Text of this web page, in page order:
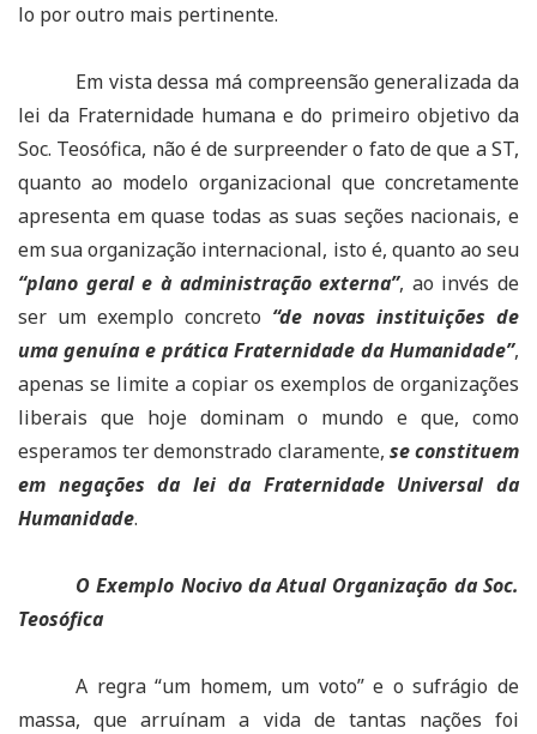
lo por outro mais pertinente.
Em vista dessa má compreensão generalizada da
lei da Fraternidade humana e do primeiro objetivo da
Soc. Teosófica, não é de surpreender o fato de que a ST,
quanto ao modelo organizacional que concretamente
apresenta em quase todas as suas seções nacionais, e
em sua organização internacional, isto é, quanto ao seu
“plano geral e à administração externa”, ao invés de
ser um exemplo concreto “de novas instituições de
uma genuína e prática Fraternidade da Humanidade”,
apenas se limite a copiar os exemplos de organizações
liberais que hoje dominam o mundo e que, como
esperamos ter demonstrado claramente, se constituem
em negações da lei da Fraternidade Universal da
Humanidade.
O Exemplo Nocivo da Atual Organização da Soc.
Teosófica
A regra “um homem, um voto” e o sufrágio de
massa, que arruínam a vida de tantas nações foi